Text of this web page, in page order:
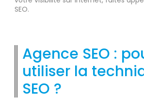
SEO.
Agence SEO :
utiliser la
SEO ?